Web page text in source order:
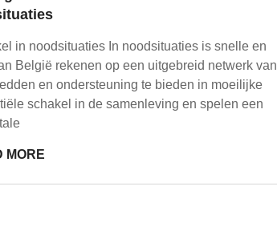
in noodsituaties In noodsituaties is snelle en
België rekenen op een uitgebreid netwerk van
en ondersteuning te bieden in moeilijke
schakel in de samenleving en spelen een
MORE